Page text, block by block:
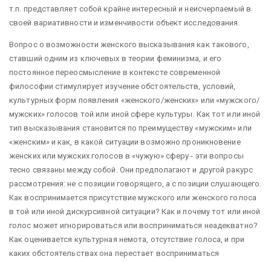
т.п. представляет собой крайне интересный и неисчерпаемый в
своей вариативности и изменчивости объект исследования.
Вопрос о возможности женского высказывания как такового,
ставший одним из ключевых в теории феминизма, и его
постоянное переосмысление в контексте современной
философии стимулирует изучение обстоятельств, условий,
культурных форм появления «женского/женских» или «мужского/
мужских» голосов той или иной сфере культуры. Как тот или иной
тип высказывания становится по преимуществу «мужским» или
«женским» и как, в какой ситуации возможно проникновение
женских или мужских голосов в «чужую» сферу - эти вопросы
тесно связаны между собой. Они предполагают и другой ракурс
рассмотрения: не с позиции говорящего, а с позиции слушающего.
Как воспринимается присутствие мужского или женского голоса
в той или иной дискурсивной ситуации? Как и почему тот или иной
голос может игнорироваться или восприниматься неадекватно?
Как оценивается культурная немота, отсутствие голоса, и при
каких обстоятельствах она перестает восприниматься